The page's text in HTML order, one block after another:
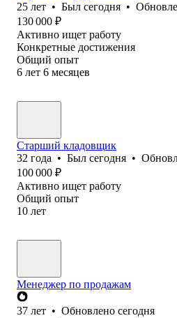
25 лет • Был сегодня •
130 000 ₽
Активно ищет работу
Конкретные достижения
Общий опыт
6 лет 6 месяцев
Старший кладовщик
32 года • Был сегодня •
100 000 ₽
Активно ищет работу
Общий опыт
10 лет
Менеджер по продажам
37 лет • Обновлено сегодня